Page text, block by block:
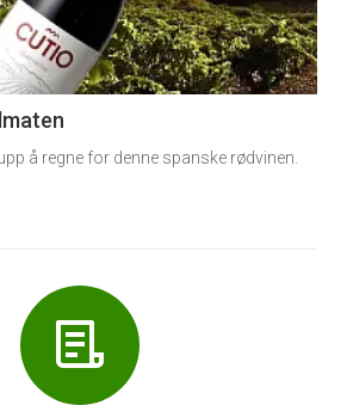
å regne for denne spanske rødvinen.